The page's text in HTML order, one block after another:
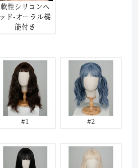
軟性シリコンヘ
ッド-オーラル機
能付き
#1 #2